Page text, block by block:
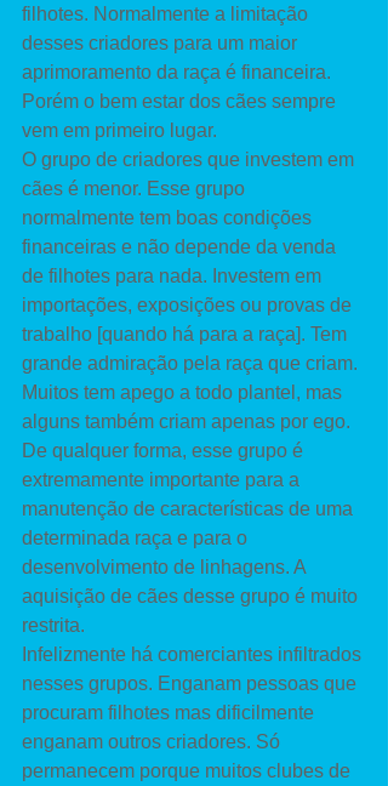
filhotes. Normalmente a limitação
desses criadores para um maior
aprimoramento da raça é financeira.
Porém o bem estar dos cães sempre
vem em primeiro lugar.
O grupo de criadores que investem em
cães é menor. Esse grupo
normalmente tem boas condições
financeiras e não depende da venda
de filhotes para nada. Investem em
importações, exposições ou provas de
trabalho [quando há para a raça]. Tem
grande admiração pela raça que criam.
Muitos tem apego a todo plantel, mas
alguns também criam apenas por ego.
De qualquer forma, esse grupo é
extremamente importante para a
manutenção de características de uma
determinada raça e para o
desenvolvimento de linhagens. A
aquisição de cães desse grupo é muito
restrita.
Infelizmente há comerciantes infiltrados
nesses grupos. Enganam pessoas que
procuram filhotes mas dificilmente
enganam outros criadores. Só
permanecem porque muitos clubes de